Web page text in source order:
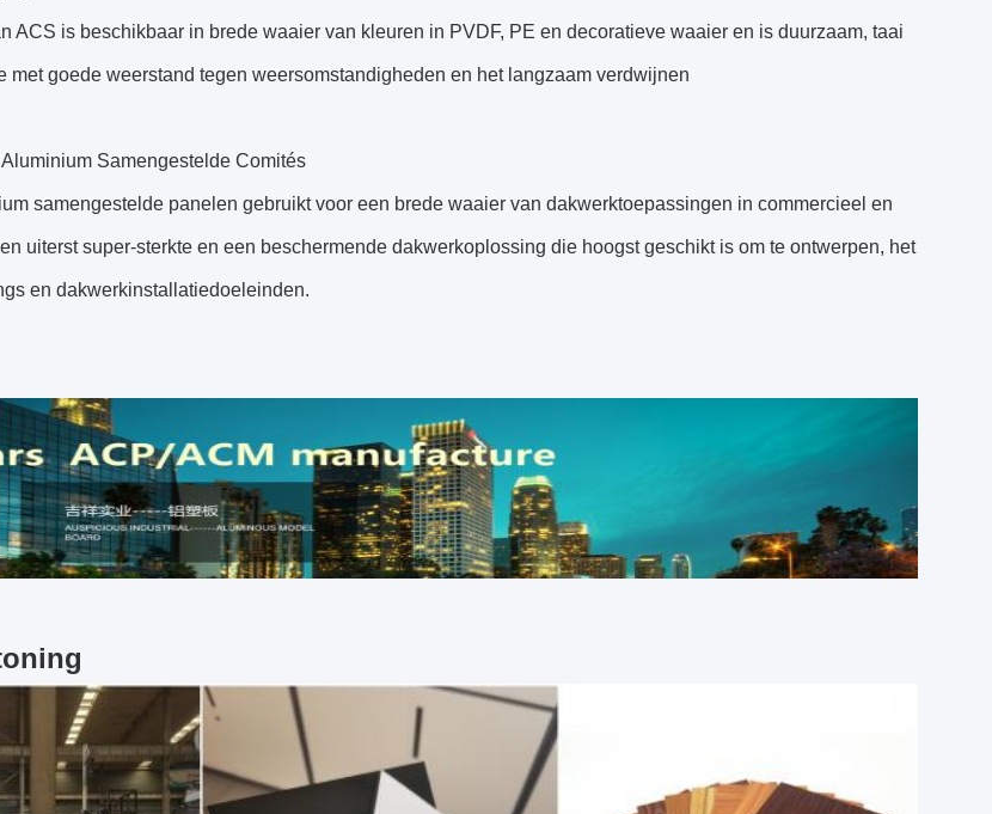
ACS is beschikbaar in brede waaier van kleuren in PVDF, PE en decoratieve waaier en is duurzaam, taai
met goede weerstand tegen weersomstandigheden en het langzaam verdwijnen
Samengestelde Comités
samengestelde panelen gebruikt voor een brede waaier van dakwerktoepassingen in commercieel en
uiterst super-sterkte en een beschermende dakwerkoplossing die hoogst geschikt is om te ontwerpen, het
en dakwerkinstallatiedoeleinden.